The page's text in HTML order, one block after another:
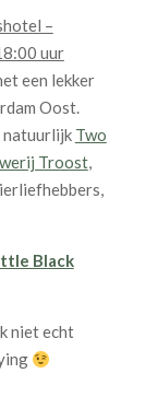
–
uur
een lekker
Oost.
natuurlijk Two
Troost,
Black
niet echt